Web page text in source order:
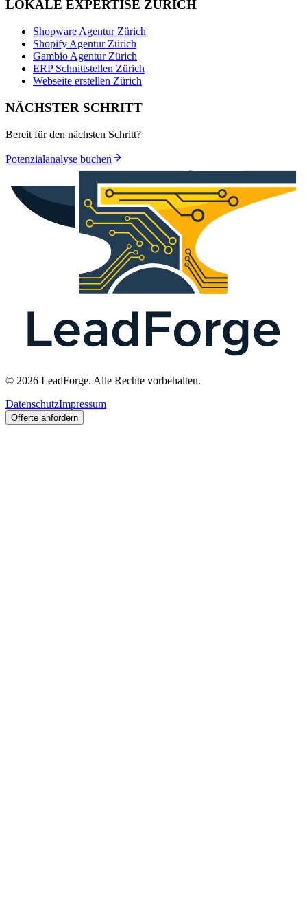
LOKALE EXPERTISE ZÜRICH
Shopware Agentur Zürich
Shopify Agentur Zürich
Gambio Agentur Zürich
ERP Schnittstellen Zürich
Webseite erstellen Zürich
NÄCHSTER SCHRITT
Bereit für den nächsten Schritt?
Potenzialanalyse buchen
© 2026 LeadForge. Alle Rechte vorbehalten.
DatenschutzImpressum
Offerte anfordern